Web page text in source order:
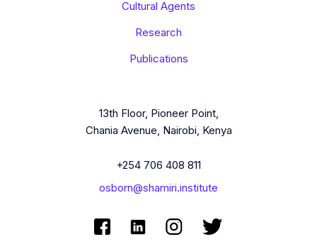
Cultural Agents
Research
Publications
13th Floor, Pioneer Point,
Chania Avenue, Nairobi, Kenya
+254 706 408 811
osborn@shamiri.institute